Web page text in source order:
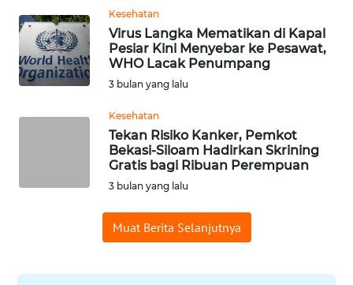
Kesehatan
Virus Langka Mematikan di Kapal
Pesiar Kini Menyebar ke Pesawat,
WHO Lacak Penumpang
3 bulan yang lalu
Kesehatan
Tekan Risiko Kanker, Pemkot
Bekasi-Siloam Hadirkan Skrining
Gratis bagi Ribuan Perempuan
3 bulan yang lalu
Muat Berita Selanjutnya
WN
KEPULAUAN
SERIBU